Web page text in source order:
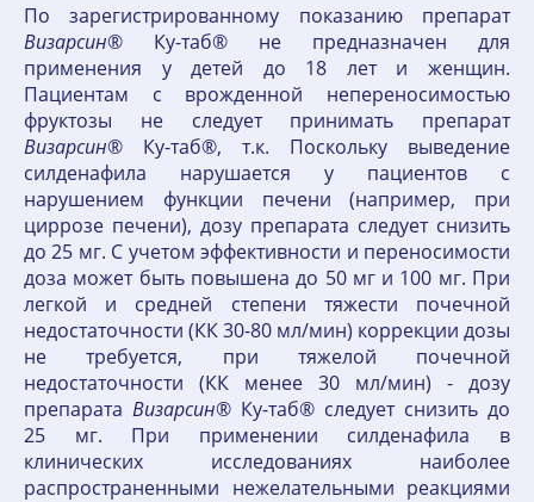
По зарегистрированному показанию препарат
Визарсин® Ку-таб® не предназначен для
применения у детей до 18 лет и женщин.
Пациентам с врожденной непереносимостью
фруктозы не следует принимать препарат
Визарсин® Ку-таб®, т.к. Поскольку выведение
силденафила нарушается у пациентов с
нарушением функции печени (например, при
циррозе печени), дозу препарата следует снизить
до 25 мг. С учетом эффективности и переносимости
доза может быть повышена до 50 мг и 100 мг. При
легкой и средней степени тяжести почечной
недостаточности (КК 30-80 мл/мин) коррекции дозы
не требуется, при тяжелой почечной
недостаточности (КК менее 30 мл/мин) - дозу
препарата Визарсин® Ку-таб® следует снизить до
25 мг. При применении силденафила в
клинических исследованиях наиболее
распространенными нежелательными реакциями